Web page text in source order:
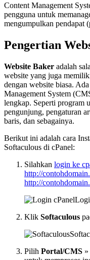
Content Management
pengguna untuk
mengumpulkan pendapat
Pengertian
Website Baker adalah
website yang juga
dengan website biasa.
Management System
lengkap. Seperti program
pengunjung, pengaturan
baris, dan sebagainya.
Berikut ini adalah cara
Softaculous di cPanel:
Silahkan login ke
http://
http://
Klik Softaculous
Pilih Portal/CMS »